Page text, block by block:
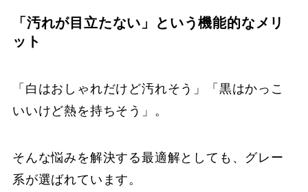
「汚れが目立たない」という機能的なメリ
ット
「白はおしゃれだけど汚れそう」「黒はかっこ
いいけど熱を持ちそう」。
そんな悩みを解決する最適解としても、グレー
系が選ばれています。